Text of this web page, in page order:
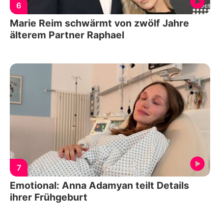
6
Marie Reim schwärmt von zwölf Jahre
älterem Partner Raphael
7
Emotional: Anna Adamyan teilt Details
ihrer Frühgeburt